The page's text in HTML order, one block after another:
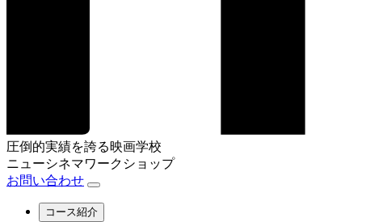
圧倒的実績を誇る映画学校
ニューシネマワークショップ
お問い合わせ
コース紹介